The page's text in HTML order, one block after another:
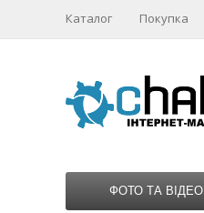
Каталог Покупка
ФОТО ТА ВІДЕО